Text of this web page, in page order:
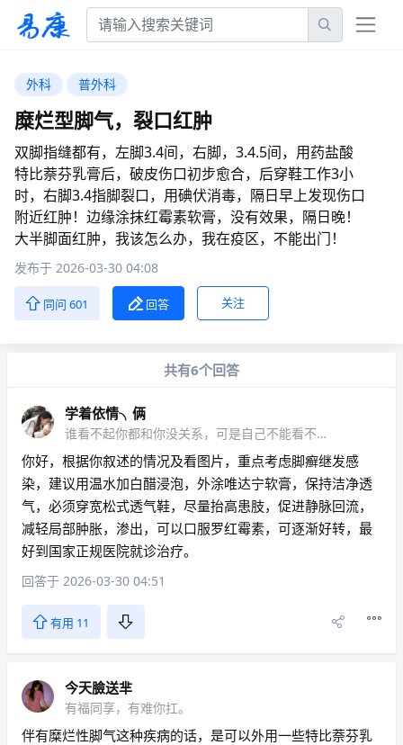
外科 普外科
糜烂型脚气，裂口红肿
双脚指缝都有，左脚3.4间，右脚，3.4.5间，用药盐酸
特比萘芬乳膏后，破皮伤口初步愈合，后穿鞋工作3小
时，右脚3.4指脚裂口，用碘伏消毒，隔日早上发现伤口
附近红肿！边缘涂抹红霉素软膏，没有效果，隔日晚！
大半脚面红肿，我该怎么办，我在疫区，不能出门！
发布于 2026-03-30 04:08
同问 601 回答 关注
共有6个回答
学着依情╮俩
谁看不起你都和你没关系，可是自己不能看不起自己.
你好，根据你叙述的情况及看图片，重点考虑脚癣继发感
染，建议用温水加白醋浸泡，外涂唯达宁软膏，保持洁净透
气，必须穿宽松式透气鞋，尽量抬高患肢，促进静脉回流，
减轻局部肿胀，渗出，可以口服罗红霉素，可逐渐好转，最
好到国家正规医院就诊治疗。
回答于 2026-03-30 04:51
有用 11
今天臉送芈
有福同享，有难你扛。
伴有糜烂性脚气这种疾病的话，是可以外用一些特比萘芬乳